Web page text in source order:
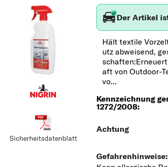
Sicherheitsdatenblatt
Der Artikel
Hält textile
utz abweisend,
aft von Outdoor-
vo...